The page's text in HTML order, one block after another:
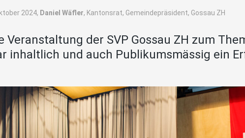
2024, Daniel Wäfler, Kantonsrat, Gemeindepräsident, Gossau ZH
Veranstaltung der SVP Gossau ZH zum
inhaltlich und auch Publikumsmässig ein